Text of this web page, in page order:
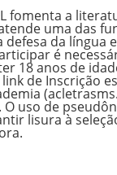
fomenta a
uma das
defesa da língua
é
18 anos de
de Inscrição
uso de
lisura à